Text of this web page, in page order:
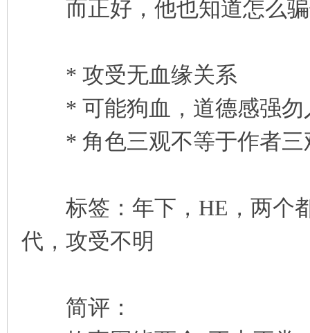
而正好，他也知道怎么骗
* 攻受无血缘关系
* 可能狗血，道德感强勿
* 角色三观不等于作者三
标签：年下，HE，两个
代，攻受不明
简评：